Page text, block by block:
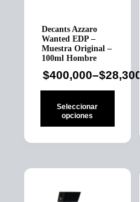
de
producto
Decants Azzaro
Wanted EDP –
Muestra Original –
100ml Hombre
$28,300
–
$400,000
Price
$28,300
through
$400,000
Seleccionar
opciones